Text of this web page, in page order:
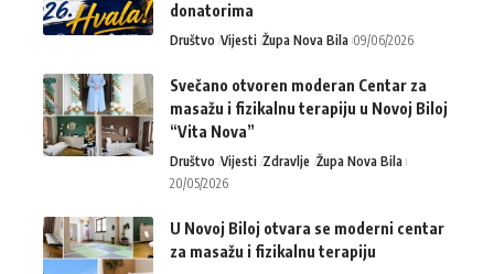
donatorima
Društvo Vijesti Župa Nova Bila 09/06/2026
Svečano otvoren moderan Centar za
masažu i fizikalnu terapiju u Novoj Biloj
“Vita Nova”
Društvo Vijesti Zdravlje Župa Nova Bila
20/05/2026
U Novoj Biloj otvara se moderni centar
za masažu i fizikalnu terapiju